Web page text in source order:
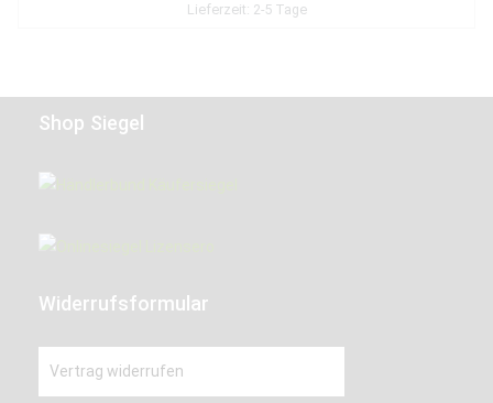
Lieferzeit: 2-5 Tage
Shop Siegel
Widerrufsformular
Vertrag widerrufen